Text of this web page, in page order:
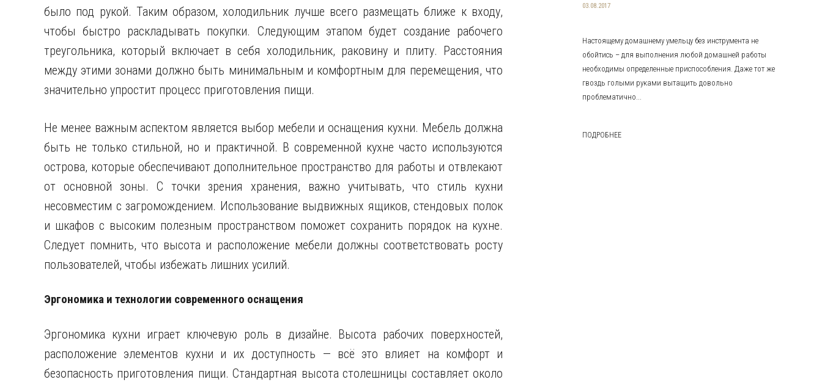
было под рукой. Таким образом, холодильник лучше всего размещать ближе к входу,
чтобы быстро раскладывать покупки. Следующим этапом будет создание рабочего
треугольника, который включает в себя холодильник, раковину и плиту. Расстояния
между этими зонами должно быть минимальным и комфортным для перемещения, что
значительно упростит процесс приготовления пищи.
Не менее важным аспектом является выбор мебели и оснащения кухни. Мебель должна
быть не только стильной, но и практичной. В современной кухне часто используются
острова, которые обеспечивают дополнительное пространство для работы и отвлекают
от основной зоны. С точки зрения хранения, важно учитывать, что стиль кухни
несовместим с загромождением. Использование выдвижных ящиков, стендовых полок
и шкафов с высоким полезным пространством поможет сохранить порядок на кухне.
Следует помнить, что высота и расположение мебели должны соответствовать росту
пользователей, чтобы избежать лишних усилий.
Эргономика и технологии современного оснащения
Эргономика кухни играет ключевую роль в дизайне. Высота рабочих поверхностей,
расположение элементов кухни и их доступность — всё это влияет на комфорт и
безопасность приготовления пищи. Стандартная высота столешницы составляет около
03.08.2017
Настоящему домашнему умельцу без инструмента не
обойтись – для выполнения любой домашней работы
необходимы определенные приспособления. Даже тот же
гвоздь голыми руками вытащить довольно
проблематично...
ПОДРОБНЕЕ